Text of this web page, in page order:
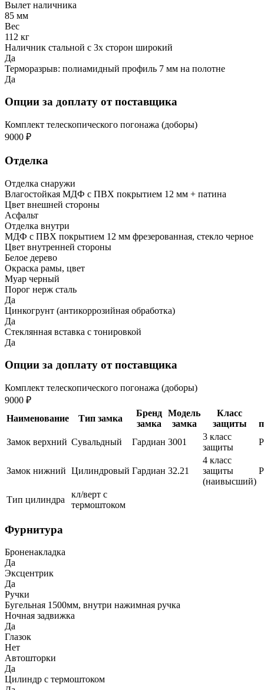
Вылет наличника
85 мм
Вес
112 кг
Наличник стальной с 3х сторон широкий
Да
Терморазрыв: полиамидный профиль 7 мм на полотне
Да
Опции за доплату от поставщика
Комплект телескопического погонажа (доборы)
9000 ₽
Отделка
Отделка снаружи
Влагостойкая МДФ с ПВХ покрытием 12 мм + патина
Цвет внешней стороны
Асфальт
Отделка внутри
МДФ с ПВХ покрытием 12 мм фрезерованная, стекло черное
Цвет внутренней стороны
Белое дерево
Окраска рамы, цвет
Муар черный
Порог нерж сталь
Да
Цинкогрунт (антикоррозийная обработка)
Да
Стеклянная вставка с тонировкой
Да
Опции за доплату от поставщика
Комплект телескопического погонажа (доборы)
9000 ₽
Наименование
Тип замка
Бренд
замка
Модель
замка
Класс
защиты
Замок верхний Сувальдный Гардиан 3001
3 класс
защиты
Замок нижний Цилиндровый Гардиан 32.21
4 класс
защиты
(наивысший)
Тип цилиндра
кл/верт с
термоштоком
Фурнитура
Броненакладка
Да
Эксцентрик
Да
Ручки
Бугельная 1500мм, внутри нажимная ручка
Ночная задвижка
Да
Глазок
Нет
Автошторки
Да
Цилиндр с термоштоком